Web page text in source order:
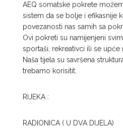
AEQ somatske pokrete
sistem da se bolje i efikasnije
povezanosti nas samih sa
Ovi pokreti su namijenjeni
sportaši, rekreativci ili se upće
Naša tijela su savršena
trebamo korisitit.
RIJEKA :
RADIONICA ( U DVA DIJELA)